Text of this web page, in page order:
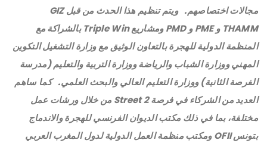
مجالات اختصاصهم.
ويتم تنظيم هذا الحدث من قبل GIZ
THAMM و PME و PMD ومشاريع Triple Win بالشراكة مع
المنظمة الدولية للهجرة بالتعاون الوثيق مع وزارة التشغيل التكوين
المهني ووزارة الشباب والرياضة ووزارة التربية والتعليم (مدرسة
الفرصة الثانية) ووزارة التعليم العالي والبحث العلمي. كما ساهم
العديد من الشركاء في فرصة Street 2 من خلال ورشات عمل
مختلفة، بما في ذلك مكتب الديوان الفرنسي للهجرة والاندماج
بتونس OFII ومكتب منظمة العمل الدولية لدول المغرب العربي